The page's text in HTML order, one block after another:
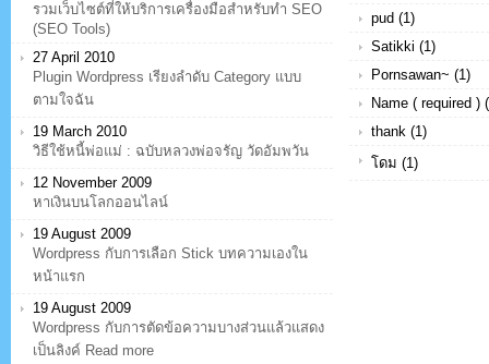
รวมเว็บไซต์ที่ให้บริการเครื่องมือสำหรับทำ SEO
(SEO Tools)
27 April 2010
Plugin Wordpress เรียงลำดับ Category แบบ
ตามใจฉัน
19 March 2010
วิธีใช้หนี้พ่อแม่ : ฉบับหลวงพ่อจรัญ วัดอัมพวัน
12 November 2009
หาเงินบนโลกออนไลน์
19 August 2009
Wordpress กับการเลือก Stick บทความเองใน
หน้าแรก
19 August 2009
Wordpress กับการตัดข้อความบางส่วนแล้วแสดง
เป็นลิงค์ Read more
pud (1)
Satikki (1)
Pornsawan~ (1)
Name ( required )
thank (1)
โดม (1)